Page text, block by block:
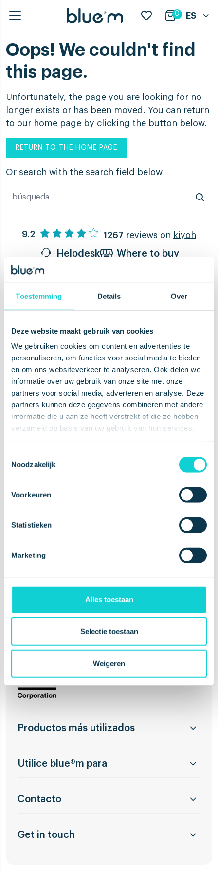
Toestemming Details Over
Deze website maakt gebruik van cookies
We gebruiken cookies om content en advertenties te
personaliseren, om functies voor social media te bieden
en om ons websiteverkeer te analyseren. Ook delen we
informatie over uw gebruik van onze site met onze
partners voor social media, adverteren en analyse. Deze
partners kunnen deze gegevens combineren met andere
informatie die u aan ze heeft verstrekt of die ze hebben
verzameld op basis van uw gebruik van hun services.
Noodzakelijk
Voorkeuren
Statistieken
Marketing
Alles toestaan
Selectie toestaan
Weigeren
0 ES
Oops! We couldn't find
this page.
Unfortunately, the page you are looking for no
longer exists or has been moved. You can return
to our home page by clicking the button below.
RETURN TO THE HOME PAGE
Or search with the search field below.
9.2 1267 reviews on kiyoh
Helpdesk Where to buy
Mejora tu salud, cuida tu boca y
SUSCRIPCIÓN
Clínicamente probado
A prueba de planetas
Galardonado
Productos más utilizados
Utilice blue®m para
Contacto
Get in touch